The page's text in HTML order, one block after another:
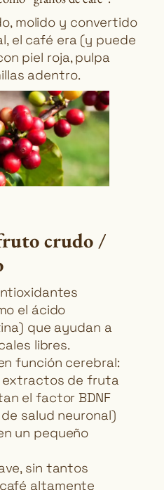
molido y convertido
el café era (y puede
piel roja, pulpa
adentro.
crudo /
el ácido
que ayudan a
libres.
función cerebral:
extractos de fruta
el factor BDNF
salud neuronal)
un pequeño
sin tantos
altamente